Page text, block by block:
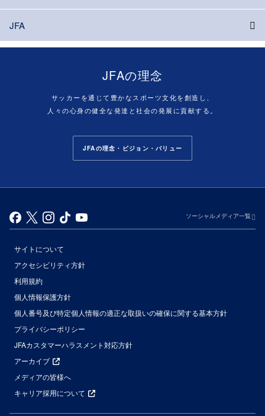
JFA
JFAの理念
サッカーを通じて豊かなスポーツ文化を創造し、
人々の心身の健全な発達と社会の発展に貢献する。
JFAの理念・ビジョン・バリュー
ソーシャルメディア一覧
サイトについて
アクセシビリティ方針
利用規約
個人情報保護方針
個人番号及び特定個人情報の適正な取扱いの確保に関する基本方針
プライバシーポリシー
JFAカスタマーハラスメント対応方針
アーカイブ
メディアの皆様へ
キャリア採用について